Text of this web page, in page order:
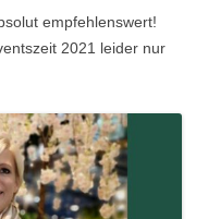
empfehlenswert!
2021 leider nur